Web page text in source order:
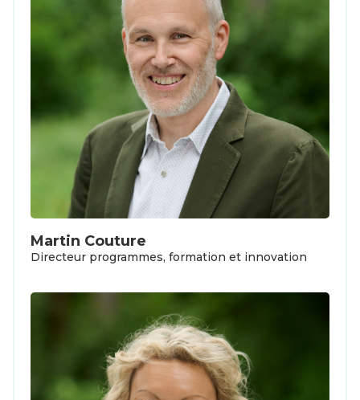
Martin Couture
Directeur programmes, formation et innovation